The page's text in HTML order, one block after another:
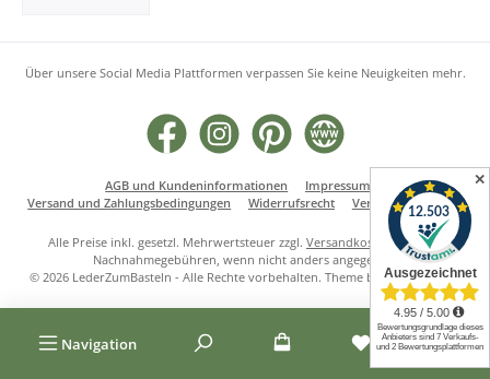
Navigation
Über unsere Social Media Plattformen verpassen Sie keine Neuigkeiten mehr.
Facebook Instagram Pinterest Website
AGB und Kundeninformationen
Impressum
Versand und Zahlungsbedingungen
Widerrufsrecht Vertrag widerrufen
Alle Preise inkl. gesetzl. Mehrwertsteuer zzgl. Versandkostenund ggf.
Nachnahmegebühren, wenn nicht anders angegeben.
© 2026 LederZumBasteln - Alle Rechte vorbehalten. Theme by ThemeWare®
✕